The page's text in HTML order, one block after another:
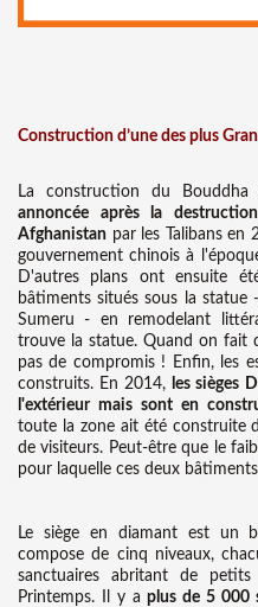
Construction d’une des plus
La construction du
annoncée après la
Afghanistan par les Talibans en
gouvernement chinois à
D'autres plans ont ensuite
bâtiments situés sous la statue
Sumeru - en remodelant
trouve la statue. Quand on fait
pas de compromis ! Enfin, les
construits. En 2014, les sièges
l'extérieur mais sont en
toute la zone ait été construite
de visiteurs. Peut-être que le
pour laquelle ces deux
Le siège en diamant est un
compose de cinq niveaux,
sanctuaires abritant de
Printemps. Il y aplus de 5 000